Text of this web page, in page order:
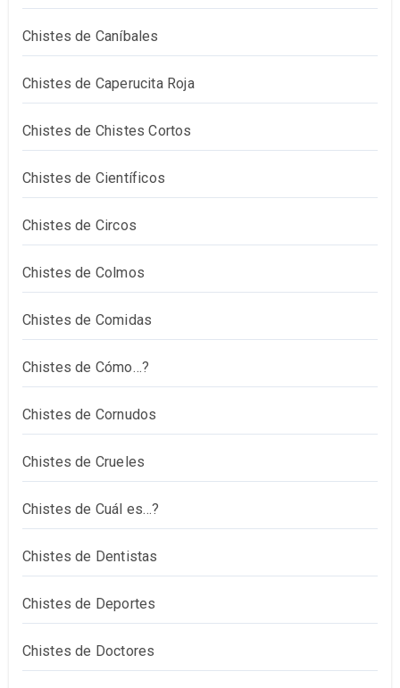
Chistes de Caníbales
Chistes de Caperucita Roja
Chistes de Chistes Cortos
Chistes de Científicos
Chistes de Circos
Chistes de Colmos
Chistes de Comidas
Chistes de Cómo…?
Chistes de Cornudos
Chistes de Crueles
Chistes de Cuál es…?
Chistes de Dentistas
Chistes de Deportes
Chistes de Doctores